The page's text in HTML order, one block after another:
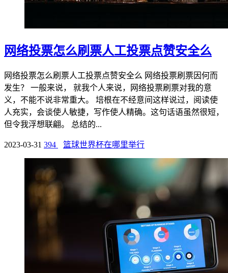
网络投票怎么刷票人工投票点赞安全么
网络投票怎么刷票人工投票点赞安全么 网络投票刷票因何而
发生？ 一般来说， 就我个人来说，网络投票刷票对我的意
义，不能不说非常重大。 培根在不经意间这样说过，阅读使
人充实，会谈使人敏捷，写作使人精确。这句话语虽然很短，
但令我浮想联翩。 总结的...
2023-03-31 394 篮球世界杯在哪里举行